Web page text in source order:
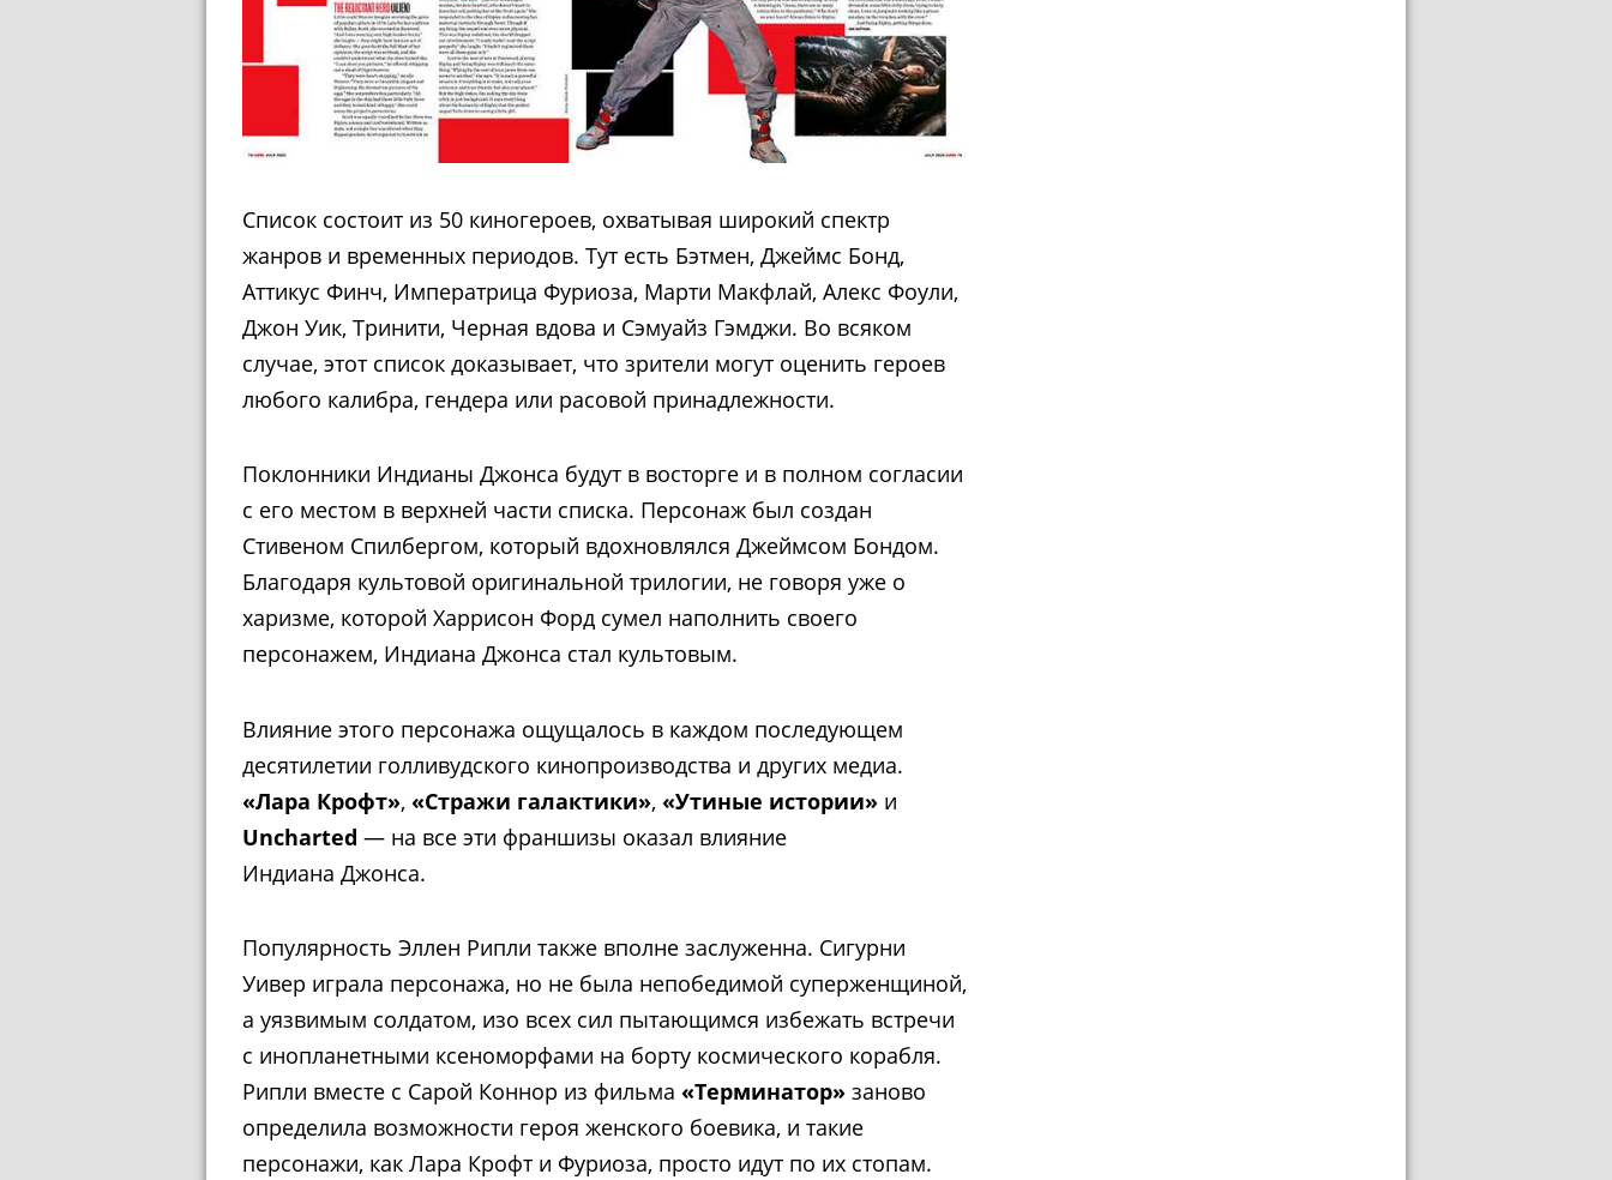
Список состоит из 50 киногероев, охватывая широкий спектр
жанров и временных периодов. Тут есть Бэтмен, Джеймс Бонд,
Аттикус Финч, Императрица Фуриоза, Марти Макфлай, Алекс Фоули,
Джон Уик, Тринити, Черная вдова и Сэмуайз Гэмджи. Во всяком
случае, этот список доказывает, что зрители могут оценить героев
любого калибра, гендера или расовой принадлежности.
Поклонники Индианы Джонса будут в восторге и в полном согласии
с его местом в верхней части списка. Персонаж был создан
Стивеном Спилбергом, который вдохновлялся Джеймсом Бондом.
Благодаря культовой оригинальной трилогии, не говоря уже о
харизме, которой Харрисон Форд сумел наполнить своего
персонажем, Индиана Джонса стал культовым.
Влияние этого персонажа ощущалось в каждом последующем
десятилетии голливудского кинопроизводства и других медиа.
«Лара Крофт», «Стражи галактики», «Утиные истории» и
Uncharted — на все эти франшизы оказал влияние
Индиана Джонса.
Популярность Эллен Рипли также вполне заслуженна. Сигурни
Уивер играла персонажа, но не была непобедимой суперженщиной,
а уязвимым солдатом, изо всех сил пытающимся избежать встречи
с инопланетными ксеноморфами на борту космического корабля.
Рипли вместе с Сарой Коннор из фильма «Терминатор» заново
определила возможности героя женского боевика, и такие
персонажи, как Лара Крофт и Фуриоза, просто идут по их стопам.